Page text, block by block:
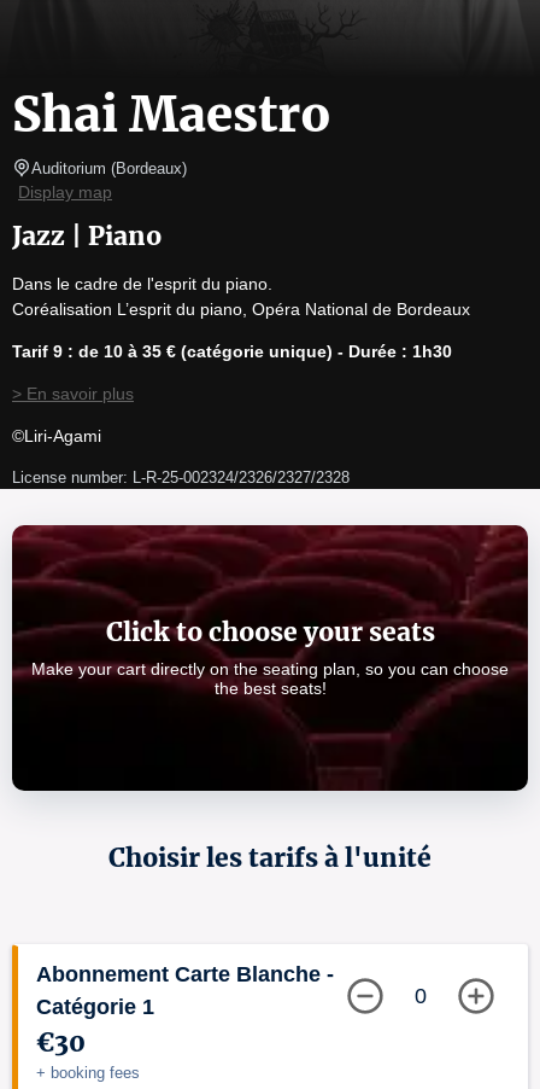
Shai Maestro
Auditorium (Bordeaux)
Display map
Jazz | Piano
Dans le cadre de l'esprit du piano.
Coréalisation L’esprit du piano, Opéra National de Bordeaux
Tarif 9 : de 10 à 35 € (catégorie unique) - Durée : 1h30
> En savoir plus
©Liri-Agami
License number: L-R-25-002324/2326/2327/2328
Click to choose your seats
Make your cart directly on the seating plan, so you can choose
the best seats!
Choisir les tarifs à l'unité
Abonnement Carte Blanche -
Catégorie 1
€30
+ booking fees
0